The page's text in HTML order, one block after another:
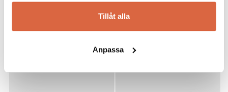
Tillåt alla
Anpassa